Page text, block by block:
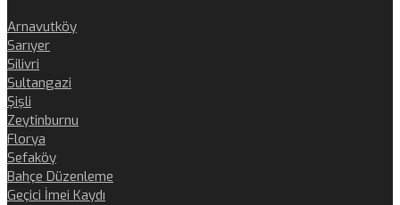
Arnavutköy
Sarıyer
Silivri
Sultangazi
Şişli
Zeytinburnu
Florya
Sefaköy
Bahçe Düzenleme
Geçici İmei Kaydı